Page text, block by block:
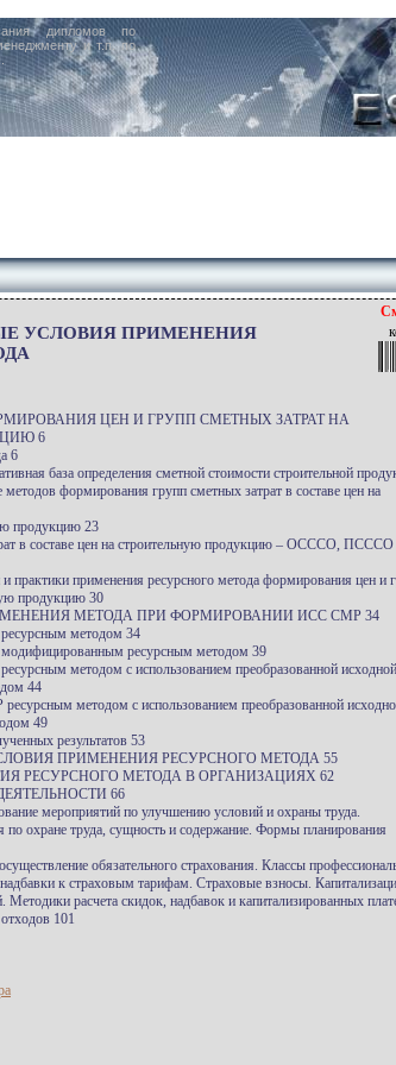
дипломов по
и т.п. по
УСЛОВИЯ ПРИМЕНЕНИЯ
ЦЕН И ГРУПП СМЕТНЫХ ЗАТРАТ НА
6
6
база определения сметной стоимости строительной
методов формирования групп сметных затрат в составе цен на
продукцию 23
в составе цен на строительную продукцию – ОСССО,
практики применения ресурсного метода формирования цен и
продукцию 30
МЕТОДА ПРИ ФОРМИРОВАНИИ ИСС СМР 34
методом 34
ресурсным методом 39
методом с использованием преобразованной исходной
44
методом с использованием преобразованной
49
результатов 53
ПРИМЕНЕНИЯ РЕСУРСНОГО МЕТОДА 55
РЕСУРСНОГО МЕТОДА В ОРГАНИЗАЦИЯХ 62
66
мероприятий по улучшению условий и охраны труда.
охране труда, сущность и содержание. Формы планирования
обязательного страхования. Классы
к страховым тарифам. Страховые взносы.
Методики расчета скидок, надбавок и капитализированных
101